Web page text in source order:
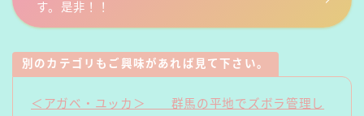
す。是非！！
別のカテゴリもご興味があれば見て下さい。
＜アガベ・ユッカ＞ 群馬の平地でズボラ管理し